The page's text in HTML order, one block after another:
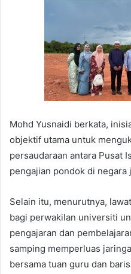
Mohd Yusnaidi berkata,
objektif utama untuk
persaudaraan antara Pusat
pengajian pondok di negara
Selain itu, menurutnya,
bagi perwakilan universiti
pengajaran dan
samping memperluas
bersama tuan guru dan